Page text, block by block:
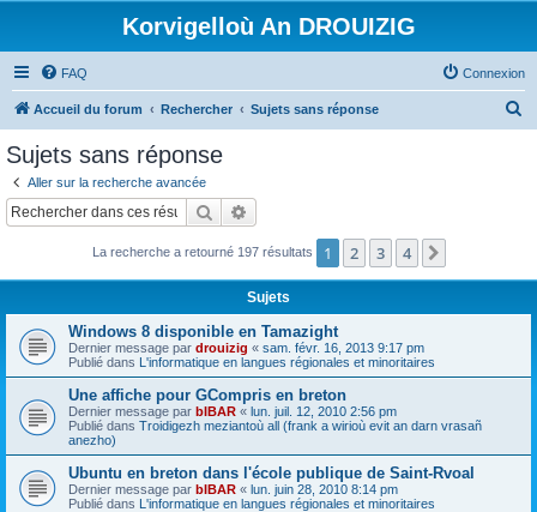
Korvigelloù An DROUIZIG
FAQ Connexion
Accueil du forum Rechercher Sujets sans réponse
c
Sujets sans réponse
Aller sur la recherche avancée
Rechercher
La recherche a retourné 197 résultats 1 2 3 4
Sujets
Windows 8 disponible en Tamazight
Dernier message par drouizig « sam. févr. 16, 2013 9:17 pm
Publié dans L'informatique en langues régionales et minoritaires
Une affiche pour GCompris en breton
Dernier message par bIBAR « lun. juil. 12, 2010 2:56 pm
Publié dans Troidigezh meziantoù all (frank a wirioù evit an darn vrasañ
anezho)
Ubuntu en breton dans l'école publique de Saint-Rvoal
Dernier message par bIBAR « lun. juin 28, 2010 8:14 pm
Publié dans L'informatique en langues régionales et minoritaires